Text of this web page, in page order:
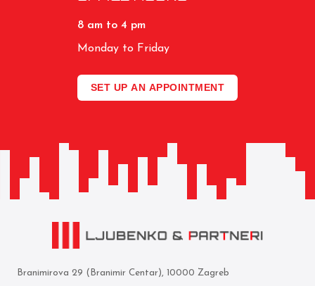
8 am to 4 pm
Monday to Friday
SET UP AN APPOINTMENT
Branimirova 29 (Branimir Centar), 10000 Zagreb